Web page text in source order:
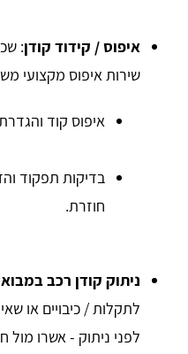
איפוס / קידוד קודן:
שירות איפוס מקצועי
איפוס קוד
בדיקות תפקוד
חוזרת.
ניתוק קודן רכב
לתקלות / כיבויים או
לפני ניתוק - אשרו